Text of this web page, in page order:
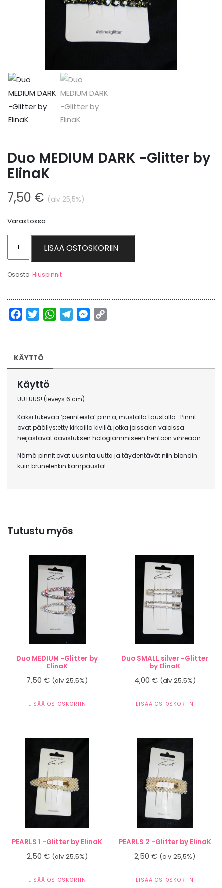
Duo MEDIUM DARK -Glitter by
ElinaK
7,50 € (alv 25,5%)
Varastossa
by
ElinaK
LISÄÄ OSTOSKORIIN
Osasto: Hiuspinnit
FacebookTwitterWhatsAppTelegramMessenger
KÄYTTÖ
Käyttö
UUTUUS! (leveys 6 cm)
Kaksi tukevaa ’perinteistä’ pinniä, mustalla taustalla. Pinnit
ovat päällystetty kirkailla kivillä, jotka joissakin valoissa
heijastavat aavistuksen hologrammiseen hentoon vihreään.
Nämä pinnit ovat uusinta uutta ja täydentävät niin blondin
kuin brunetenkin kampausta!
Tutustu myös
Duo MEDIUM -Glitter by
ElinaK
7,50€ (alv 25,5%)
LISÄÄ OSTOSKORIIN
Duo SMALL silver -Glitter
by ElinaK
4,00 € (alv 25,5%)
LISÄÄ OSTOSKORIIN
PEARLS 1 -Glitter by ElinaK
2,50 € (alv 25,5%)
LISÄÄ OSTOSKORIIN
PEARLS 2 -Glitter by ElinaK
2,50€ (alv 25,5%)
LISÄÄ OSTOSKORIIN